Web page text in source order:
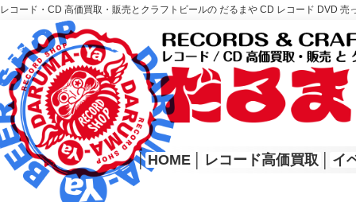
レコード・CD 高価買取・販売とクラフトビールの だるまや CD レコード DVD
レコード高価買取はこちら
HOME
│ HOME レコード高価買取 イ